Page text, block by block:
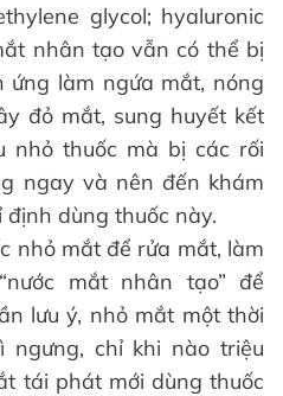
glycol; hyaluronic
nhân tạo vẫn có thể bị
ứng làm ngứa mắt, nóng
đỏ mắt, sung huyết kết
nhỏ thuốc mà bị các rối
ngay và nên đến khám
định dùng thuốc này.
nhỏ mắt để rửa mắt, làm
mắt nhân tạo” để
lưu ý, nhỏ mắt một thời
chỉ khi nào triệu
tái phát mới dùng thuốc